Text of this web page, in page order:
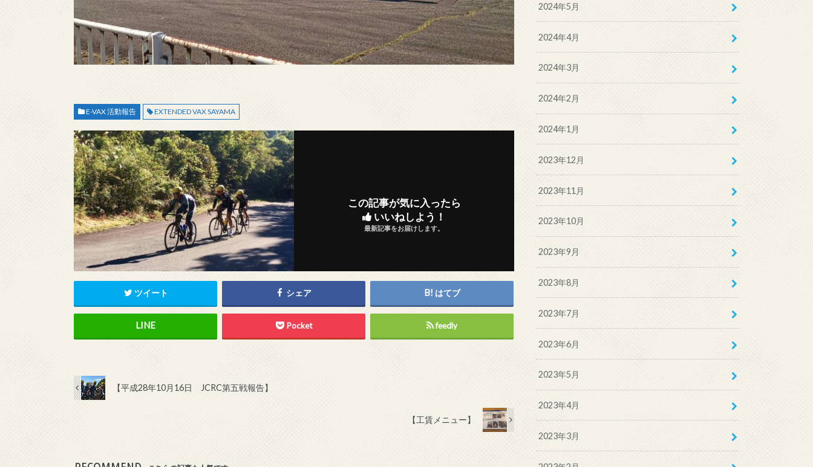
E-VAX 活動報告 EXTENDED VAX SAYAMA
この記事が気に入ったら
いいねしよう！
最新記事をお届けします。
ツイート シェア はてブ
Pocket feedly
【平成28年10月16日 JCRC第五戦報告】
【工賃メニュー】
2024年5月
2024年4月
2024年3月
2024年2月
2024年1月
2023年12月
2023年11月
2023年10月
2023年9月
2023年8月
2023年7月
2023年6月
2023年5月
2023年4月
2023年3月